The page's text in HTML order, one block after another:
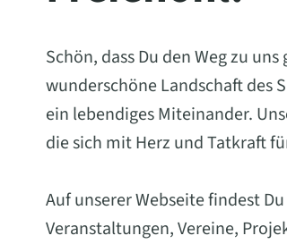
Schön, dass Du den Weg zu
wunderschöne Landschaft des
ein lebendiges Miteinander.
die sich mit Herz und Tatkraft
Auf unserer Webseite findest
Veranstaltungen, Vereine,